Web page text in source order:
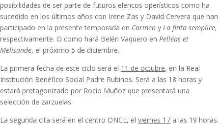
posibilidades de ser parte de futuros elencos operísticos como ha
sucedido en los últimos años con Irene Zas y David Cervera que han
participado en la presente temporada en Carmen y La finta semplice,
respectivamente. O como hará Belén Vaquero en Pelléas et
Melisande, el próximo 5 de diciembre.
La primera fecha de este ciclo será el 11 de octubre, en la Real
Institución Benéfico Social Padre Rubinos. Será a las 18 horas y
estará protagonizado por Rocío Muñoz que presentará una
selección de zarzuelas.
La segunda cita será en el centro ONCE, el viernes 17 a las 19 horas.